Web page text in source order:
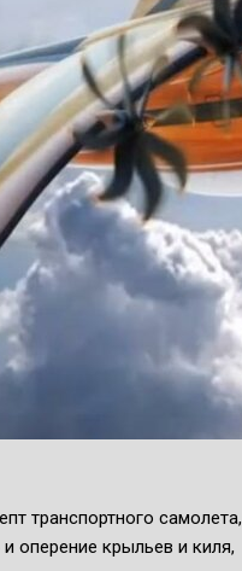
транспортного самолета,
оперение крыльев и киля,